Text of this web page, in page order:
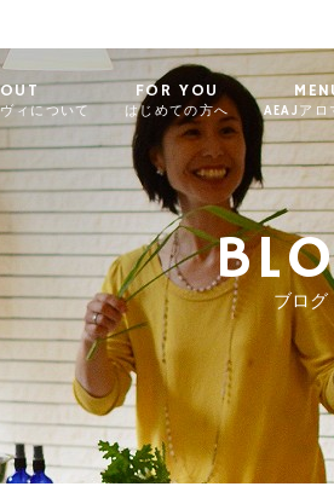
ィについて
FOR YOU
はじめての方へ AEAJアロ
ブログ